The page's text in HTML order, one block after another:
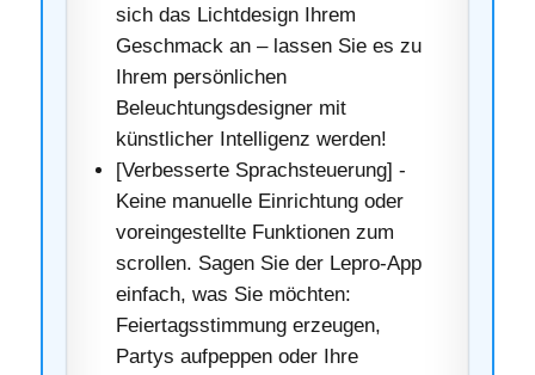
sich das Lichtdesign Ihrem
Geschmack an – lassen Sie es zu
Ihrem persönlichen
Beleuchtungsdesigner mit
künstlicher Intelligenz werden!
[Verbesserte Sprachsteuerung] -
Keine manuelle Einrichtung oder
voreingestellte Funktionen zum
scrollen. Sagen Sie der Lepro-App
einfach, was Sie möchten:
Feiertagsstimmung erzeugen,
Partys aufpeppen oder Ihre